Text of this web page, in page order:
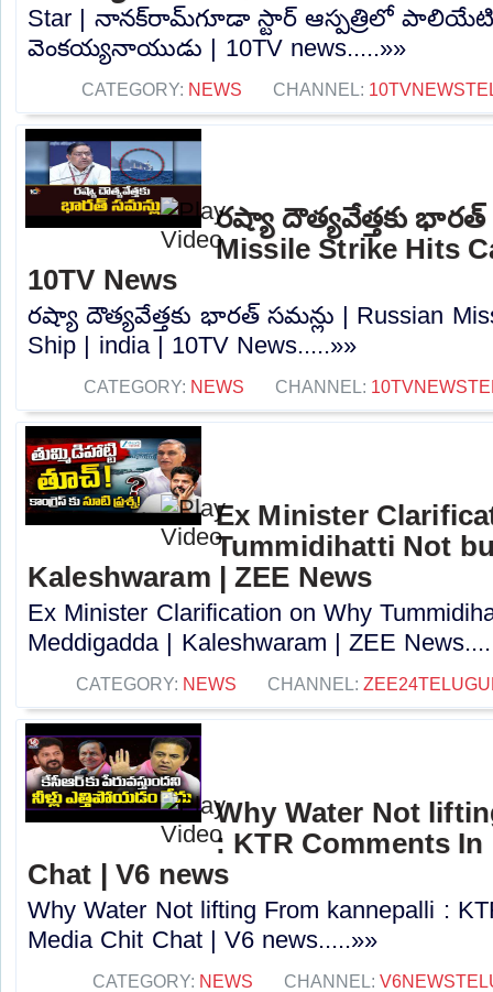
Star | నానక్‌రామ్‌గూడా స్టార్ ఆస్పత్రిలో
వెంకయ్యనాయుడు | 10TV news.....»»
CATEGORY: NEWS CHANNEL:
రష్యా దౌత్యవేత్తకు భారత్
Missile Strike Hits
10TV News
రష్యా దౌత్యవేత్తకు భారత్ సమన్లు | Russian
Ship | india | 10TV News.....»»
CATEGORY: NEWS CHANNEL:
Ex Minister
Tummidihatti Not
Kaleshwaram | ZEE News
Ex Minister Clarification on Why
Meddigadda | Kaleshwaram | ZEE
CATEGORY: NEWS CHANNEL:
Why Water Not
: KTR Comments
Chat | V6 news
Why Water Not lifting From kannepalli :
Media Chit Chat | V6 news.....»»
CATEGORY: NEWS CHANNEL: